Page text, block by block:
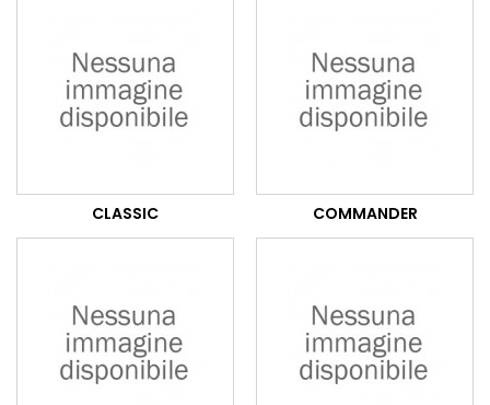
CLASSIC COMMANDER